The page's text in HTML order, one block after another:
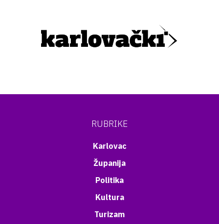
RUBRIKE
Karlovac
Županija
Politika
Kultura
Turizam